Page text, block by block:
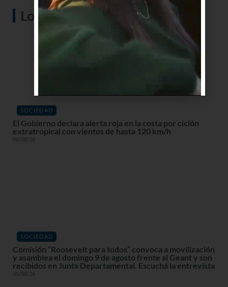
Lo más visto
SOCIEDAD
El Gobierno declara alerta roja en la costa por ciclón
extratropical con vientos de hasta 120 km/h
06/08/26
SOCIEDAD
Comisión “Roosevelt para todos” convoca a movilización
y asamblea el domingo 9 de agosto frente al Geant y son
recibidos en Junta Departamental. Escuchá la entrevista
05/08/26